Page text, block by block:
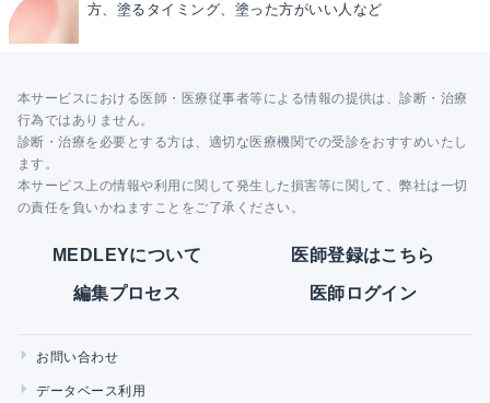
方、塗るタイミング、塗った方がいい人など
本サービスにおける医師・医療従事者等による情報の提供は、診断・治療
行為ではありません。
診断・治療を必要とする方は、適切な医療機関での受診をおすすめいたし
ます。
本サービス上の情報や利用に関して発生した損害等に関して、弊社は一切
の責任を負いかねますことをご了承ください。
MEDLEYについて 医師登録はこちら
編集プロセス 医師ログイン
お問い合わせ
データベース利用